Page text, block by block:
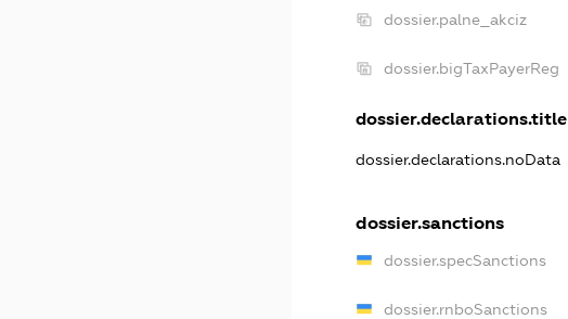
dossier.palne_akciz
dossier.bigTaxPayerReg
dossier.declarations.title
dossier.declarations.noData
dossier.sanctions
dossier.specSanctions
dossier.rnboSanctions